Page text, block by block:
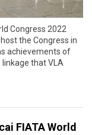
Congress 2022
the Congress in
achievements of
that VLA
FIATA World